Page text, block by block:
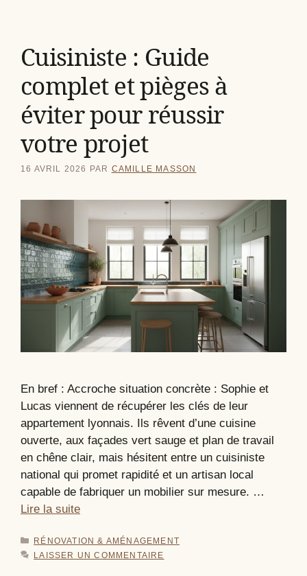
Cuisiniste : Guide
complet et pièges à
éviter pour réussir
votre projet
16 AVRIL 2026 PAR CAMILLE MASSON
En bref : Accroche situation concrète : Sophie et
Lucas viennent de récupérer les clés de leur
appartement lyonnais. Ils rêvent d’une cuisine
ouverte, aux façades vert sauge et plan de travail
en chêne clair, mais hésitent entre un cuisiniste
national qui promet rapidité et un artisan local
capable de fabriquer un mobilier sur mesure. …
Lire la suite
CATÉGORIES
RÉNOVATION & AMÉNAGEMENT
LAISSER UN COMMENTAIRE